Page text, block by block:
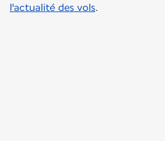
l'actualité des vols.